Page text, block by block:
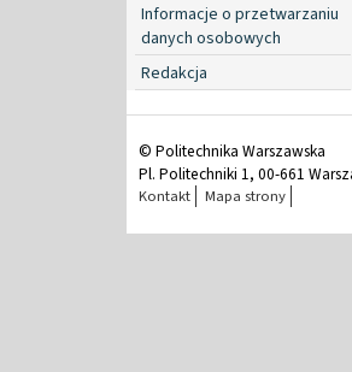
Informacje o przetwarzaniu
danych osobowych
Redakcja
© Politechnika Warszawska
Pl. Politechniki 1, 00-661
Kontakt Mapa strony